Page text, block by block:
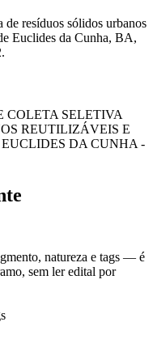
de resíduos sólidos urbanos
Euclides da Cunha, BA,
COLETA SELETIVA
REUTILIZÁVEIS E
DA CUNHA -
natureza e tags — é
sem ler edital por